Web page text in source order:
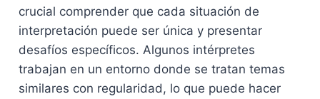
crucial comprender que cada situación de
interpretación puede ser única y presentar
desafíos específicos. Algunos intérpretes
trabajan en un entorno donde se tratan temas
similares con regularidad, lo que puede hacer